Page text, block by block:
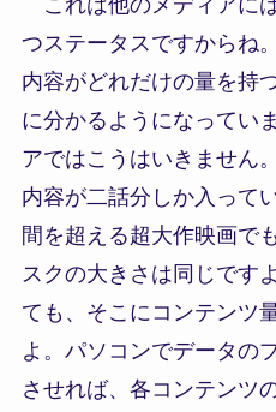
つステータスですからね
内容がどれだけの量を持
に分かるようになってい
アではこうはいきません
内容が二話分しか入って
間を超える超大作映画で
スクの大きさは同じです
ても、そこにコンテンツ
よ。パソコンでデータの
させれば、各コンテンツ